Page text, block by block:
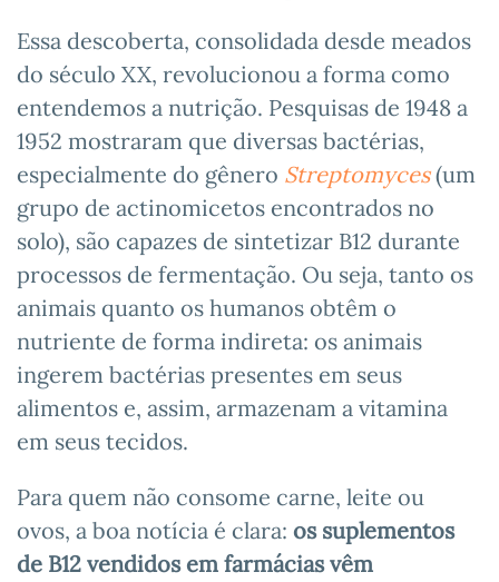
Essa descoberta, consolidada desde meados
do século XX, revolucionou a forma como
entendemos a nutrição. Pesquisas de 1948 a
1952 mostraram que diversas bactérias,
especialmente do gênero Streptomyces(um
grupo de actinomicetos encontrados no
solo), são capazes de sintetizar B12 durante
processos de fermentação. Ou seja, tanto os
animais quanto os humanos obtêm o
nutriente de forma indireta: os animais
ingerem bactérias presentes em seus
alimentos e, assim, armazenam a vitamina
em seus tecidos.
Para quem não consome carne, leite ou
ovos, a boa notícia é clara: os suplementos
de B12 vendidos em farmácias vêm